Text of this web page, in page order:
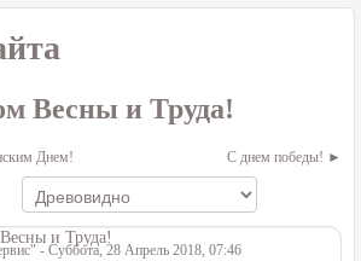
и Труда!
Весны и Труда!
Днем! С днем победы!
и Труда!
- Суббота, 28 Апрель 2018, 07:46